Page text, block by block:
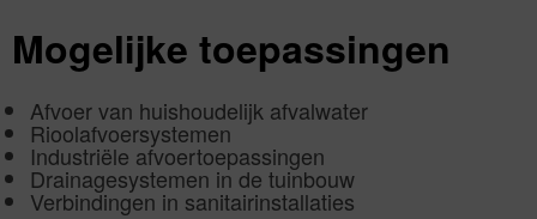
Mogelijke toepassingen
Afvoer van huishoudelijk afvalwater
Rioolafvoersystemen
Industriële afvoertoepassingen
Drainagesystemen in de tuinbouw
Verbindingen in sanitairinstallaties